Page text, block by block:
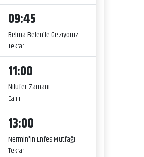
09:45
Belma Belen’le Geziyoruz
Tekrar
11:00
Nilüfer Zamanı
Canlı
13:00
Nermin'in Enfes Mutfağı
Tekrar